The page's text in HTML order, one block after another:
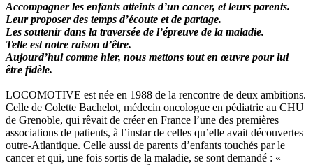
Accompagner les enfants atteints d’un cancer, et leurs parents.
Leur proposer des temps d’écoute et de partage.
Les soutenir dans la traversée de l’épreuve de la maladie.
Telle est notre raison d’être.
Aujourd’hui comme hier, nous mettons tout en œuvre pour lui
être fidèle.
LOCOMOTIVE est née en 1988 de la rencontre de deux ambitions.
Celle de Colette Bachelot, médecin oncologue en pédiatrie au CHU
de Grenoble, qui rêvait de créer en France l’une des premières
associations de patients, à l’instar de celles qu’elle avait découvertes
outre-Atlantique. Celle aussi de parents d’enfants touchés par le
cancer et qui, une fois sortis de la maladie, se sont demandé : «